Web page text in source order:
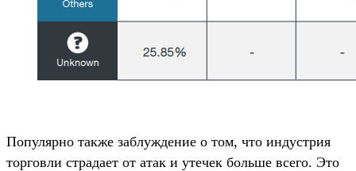
Популярно также заблуждение о том, что индустрия
торговли страдает от атак и утечек больше всего. Это